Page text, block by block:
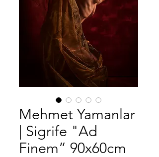
Mehmet Yamanlar
| Sigrife "Ad
Finem” 90x60cm